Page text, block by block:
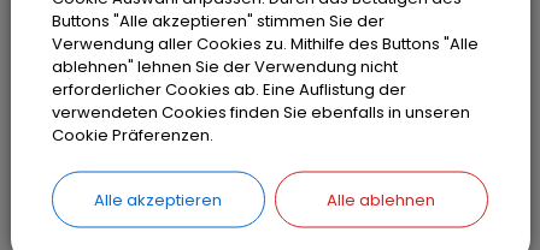
22.09.2026 19‐ 22Uhr
20.10.2026 19‐ 22Uhr
17.11.2026 19‐ 22Uhr
Buttons "Alle akzeptieren" stimmen Sie der
Verwendung aller Cookies zu. Mithilfe des Buttons "Alle
ablehnen" lehnen Sie der Verwendung nicht
erforderlicher Cookies ab. Eine Auflistung der
verwendeten Cookies finden Sie ebenfalls in unseren
Cookie Präferenzen.
Alle akzeptieren Alle ablehnen